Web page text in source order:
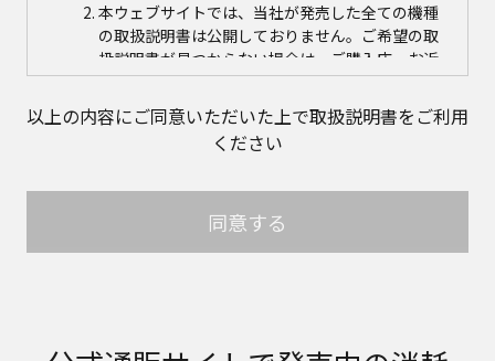
本ウェブサイトでは、当社が発売した全ての機種
の取扱説明書は公開しておりません。ご希望の取
扱説明書が見つからない場合は、ご購入店、お近
くの当社商品の取扱店、または当社サービス会社
に直接お問い合わせの上、ご購入いただきますよ
うお願いいたします。ただし、商品自体の生産中
止などの理由により、当該商品につき取扱説明書
めご了承ください。
本ウェブサイトに公開されている取扱説明書の対
象商品が生産中止などの理由でご購入できない場
以上の内容にご同意いただいた上で取扱説明書をご利用
ください
同意する